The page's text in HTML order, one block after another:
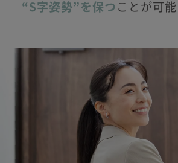
“S字姿勢”を保つ ことが可